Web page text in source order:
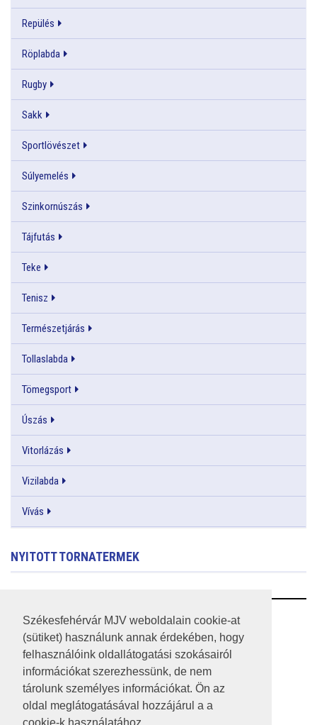
Székesfehérvár MJV weboldalain cookie-at
(sütiket) használunk annak érdekében, hogy
felhasználóink oldallátogatási szokásairól
információkat szerezhessünk, de nem
tárolunk személyes információkat. Ön az
oldal meglátogatásával hozzájárul a a
Repülés
Röplabda
Rugby
Sakk
Sportlövészet
Súlyemelés
Szinkornúszás
Tájfutás
Teke
Tenisz
Természetjárás
Tollaslabda
Tömegsport
Úszás
Vitorlázás
Vizilabda
Vívás
NYITOTT TORNATERMEK
RSS
A HONLAP 2017.03.31-I ÁLLAPOTA
JOGI NYILATKOZAT
IMPRESSZUM